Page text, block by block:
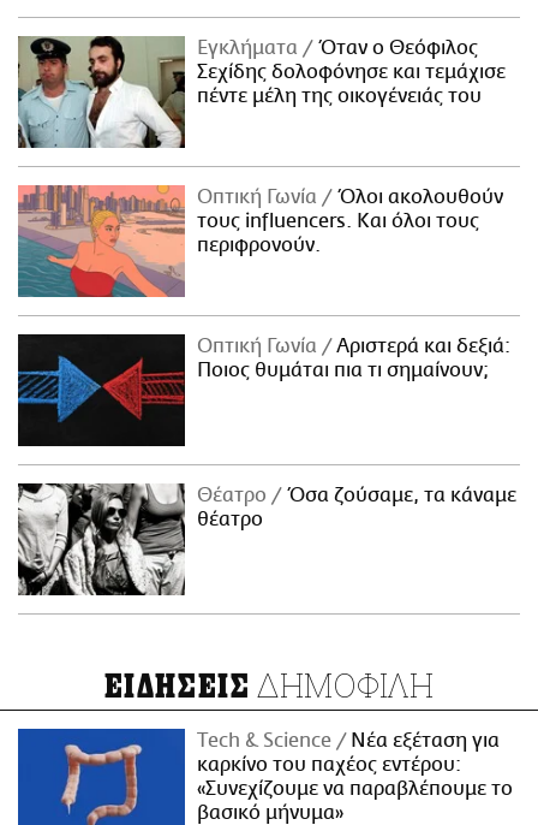
Εγκλήματα
Όταν ο Θεόφιλος
Σεχίδης δολοφόνησε και τεμάχισε
πέντε μέλη της οικογένειάς του
Οπτική Γωνία
Όλοι ακολουθούν
τους influencers. Και όλοι τους
περιφρονούν.
Οπτική Γωνία
Αριστερά και δεξιά:
Ποιος θυμάται πια τι σημαίνουν;
Θέατρο
Όσα ζούσαμε, τα κάναμε
θέατρο
ΕΙΔΗΣΕΙΣ ΔΗΜΟΦΙΛΗ
Τech & Science
Νέα εξέταση για
καρκίνο του παχέος εντέρου:
«Συνεχίζουμε να παραβλέπουμε το
βασικό μήνυμα»